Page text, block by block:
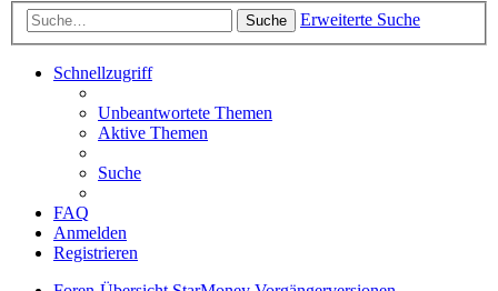
Suche Erweiterte Suche
Schnellzugriff
Unbeantwortete Themen
Aktive Themen
Suche
FAQ
Anmelden
Registrieren